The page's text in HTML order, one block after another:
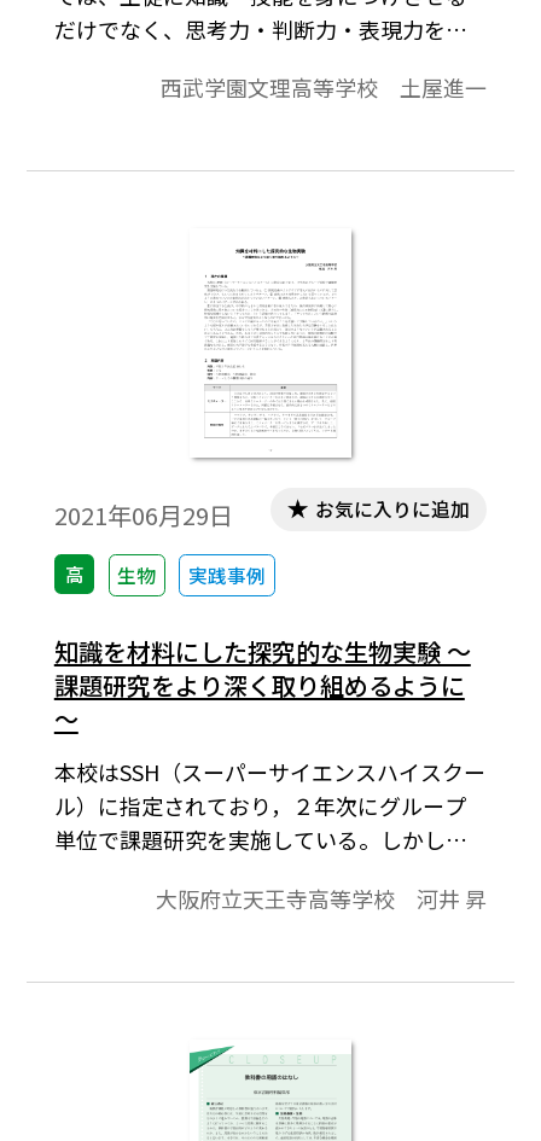
だけでなく、思考力・判断力・表現力を育
ら、学びに向かう力を引き出すことが求め
ュースを組み合わせることによって、生徒
西武学園文理高等学校 土屋進一
2021年06月29日
高 生物 実践事例
お気に入りに追加
知識を材料にした探究的な生物実験 ～
課題研究をより深く取り組めるように
～
本校はSSH（スーパーサイエンスハイスクー
ル）に指定されており，２年次にグループ
単位で課題研究を実施している。しかし，
いと思っているものの，進め方・作法がわ
「やってみた」で終わってしまう。本稿で
て，試行錯誤の場を設け取り組ませた実践
事例をご報告したい。
大阪府立天王寺高等学校 河井 昇